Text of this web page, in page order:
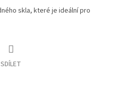
skla, které je ideální pro
SDÍLET